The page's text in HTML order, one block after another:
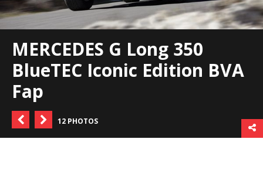
MERCEDES G Long 350
BlueTEC Iconic Edition BVA
Fap
12 PHOTOS